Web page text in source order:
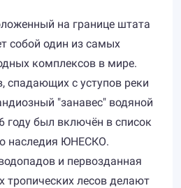
на границе штата
собой один из самых
комплексов в мире.
спадающих с уступов реки
"занавес" водяной
году был включён в список
наследия ЮНЕСКО.
и первозданная
лесов делают